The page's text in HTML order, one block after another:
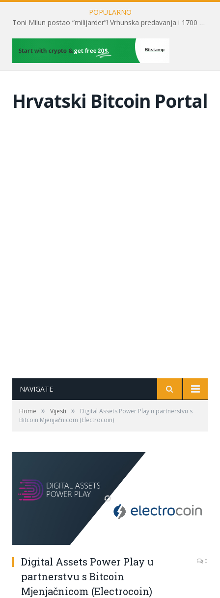
POPULARNO
Toni Milun postao “milijarder”! Vrhunska predavanja i 1700 posjetitelja obilježili su mjesec financijske pismenosti
Hrvatski Bitcoin Portal
NAVIGATE
Home » Vijesti »
Digital Assets Power Play u partnerstvu s
Bitcoin Mjenjačnicom (Electrocoin)
Digital Assets Power Play u
partnerstvu s Bitcoin
Mjenjačnicom (Electrocoin)
0